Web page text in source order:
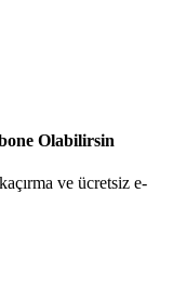
Olabilirsin
ve ücretsiz e-